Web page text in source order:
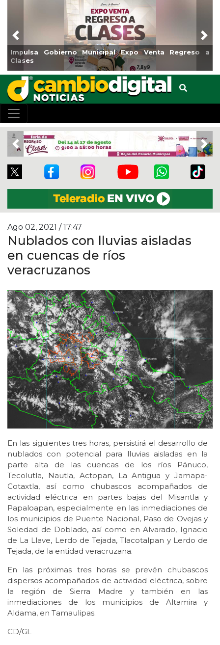
Impulsa Gobierno Municipal Expo Venta Regreso a
Clases
Previous
Previous
Ago 02, 2021 / 17:47
Nublados con lluvias aisladas
en cuencas de ríos
veracruzanos
En las siguientes tres horas, persistirá el desarrollo de
nublados con potencial para lluvias aisladas en la
parte alta de las cuencas de los ríos Pánuco,
Tecolutla, Nautla, Actopan, La Antigua y Jamapa-
Cotaxtla, así como chubascos acompañados de
actividad eléctrica en partes bajas del Misantla y
Papaloapan, especialmente en las inmediaciones de
los municipios de Puente Nacional, Paso de Ovejas y
Soledad de Doblado, así como en Alvarado, Ignacio
de La Llave, Lerdo de Tejada, Tlacotalpan y Lerdo de
Tejada, de la entidad veracruzana.
En las próximas tres horas se prevén chubascos
dispersos acompañados de actividad eléctrica, sobre
la región de Sierra Madre y también en las
inmediaciones de los municipios de Altamira y
Aldama, en Tamaulipas.
CD/GL